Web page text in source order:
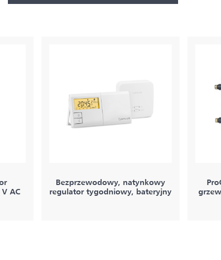
AC
Bezprzewodowy, natynkowy
regulator tygodniowy, bateryjny